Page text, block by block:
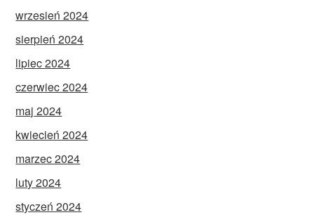
wrzesień 2024
sierpień 2024
lipiec 2024
czerwiec 2024
maj 2024
kwiecień 2024
marzec 2024
luty 2024
styczeń 2024